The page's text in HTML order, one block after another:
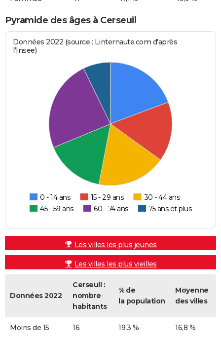
Pyramide des âges à Cerseuil
Données 2022 (source : Linternaute.com d'après
l'Insee)
0 - 14 ans 15 - 29 ans
30 - 44 ans
45 - 59 ans
60 - 74 ans 75 ans et plus
Les villes les plus jeunes
Les villes les plus vieilles
Données 2022
Cerseuil :
nombre
habitants
% de
la population
Moyenne
des villes
Moins de 15
16 19,3 % 16,8 %